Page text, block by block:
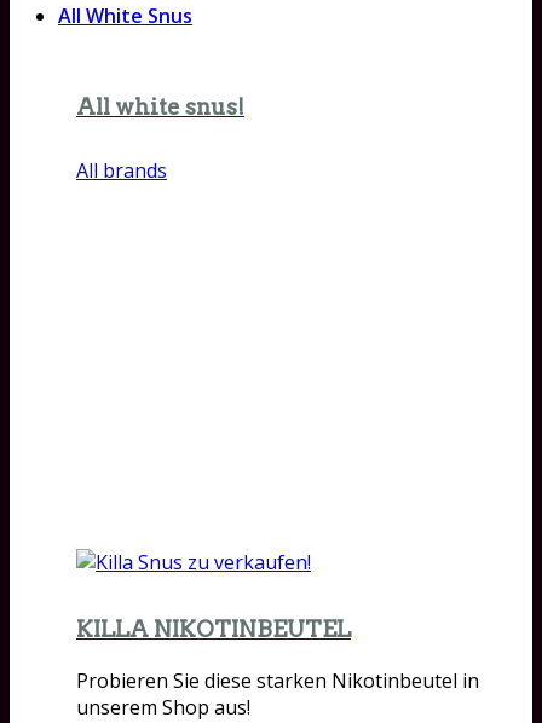
All White Snus
All white snus!
All brands
KILLA NIKOTINBEUTEL
Probieren Sie diese starken Nikotinbeutel in
unserem Shop aus!